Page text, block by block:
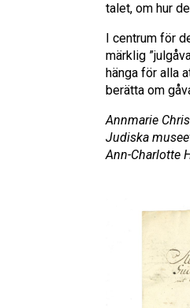
talet, om hur
I centrum för
märklig
hänga för alla
berätta om
Annmarie
Judiska
Ann-Charlotte